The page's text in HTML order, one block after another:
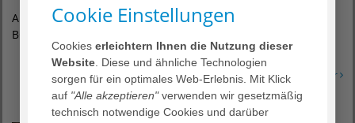
Am Samstag, den 09.07.2022 hat das AGAPLESION DIETRICH
BONHOEFFER HAUS Sommerfest gefeiert.
Erfahren Sie mehr
Cookie Einstellungen
Cookieserleichtern Ihnen die Nutzung dieser
Website . Diese und ähnliche Technologien
sorgen für ein optimales Web-Erlebnis. Mit Klick
auf "Alle akzeptieren"verwenden wir gesetzmäßig
technisch notwendige Cookies und darüber